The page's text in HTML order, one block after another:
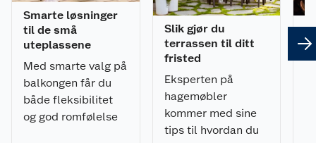
* Kan brukes både innen- og utendørs
* God sittekomfort - god pute og stødig ramme
* Holdbar: produsert i materialer for norske
værforhold
Materiale
Ben: eukalyptustre
Sete: rustfri aluminiumramme med flett
Smarte løsninger
til de små
uteplassene
Med smarte valg på
balkongen får du
både fleksibilitet
og god romfølelse
Slik gjør du
terrassen til ditt
fristed
Eksperten på
hagemøbler
kommer med sine
tips til hvordan du